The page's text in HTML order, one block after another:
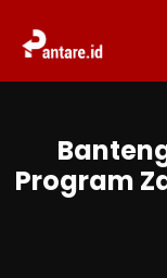
Program